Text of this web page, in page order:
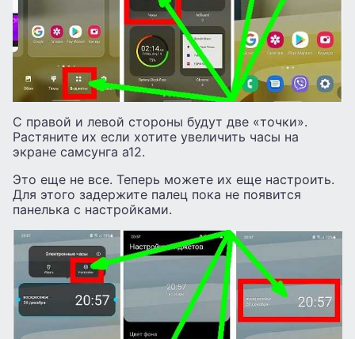
С правой и левой стороны будут две «точки».
Растяните их если хотите увеличить часы на
экране самсунга а12.
Это еще не все. Теперь можете их еще настроить.
Для этого задержите палец пока не появится
панелька с настройками.